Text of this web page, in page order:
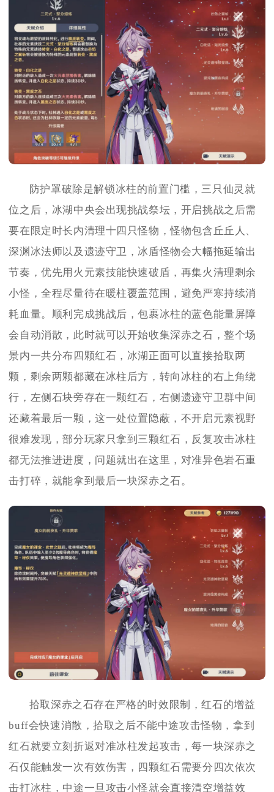
防护罩破除是解锁冰柱的前置门槛，三只仙灵就
位之后，冰湖中央会出现挑战祭坛，开启挑战之后需
要在限定时长内清理十四只怪物，怪物包含丘丘人、
深渊冰法师以及遗迹守卫，冰盾怪物会大幅拖延输出
节奏，优先用火元素技能快速破盾，再集火清理剩余
小怪，全程尽量待在暖柱覆盖范围，避免严寒持续消
耗血量。顺利完成挑战后，包裹冰柱的蓝色能量屏障
会自动消散，此时就可以开始收集深赤之石，整个场
景内一共分布四颗红石，冰湖正面可以直接拾取两
颗，剩余两颗都藏在冰柱后方，转向冰柱的右上角绕
行，左侧石块旁存在一颗红石，右侧遗迹守卫群中间
还藏着最后一颗，这一处位置隐蔽，不开启元素视野
很难发现，部分玩家只拿到三颗红石，反复攻击冰柱
都无法推进进度，问题就出在这里，对准异色岩石重
击打碎，就能拿到最后一块深赤之石。
拾取深赤之石存在严格的时效限制，红石的增益
buff会快速消散，拾取之后不能中途攻击怪物，拿到
红石就要立刻折返对准冰柱发起攻击，每一块深赤之
石仅能触发一次有效伤害，四颗红石需要分四次依次
击打冰柱，中途一旦攻击小怪就会直接清空增益效